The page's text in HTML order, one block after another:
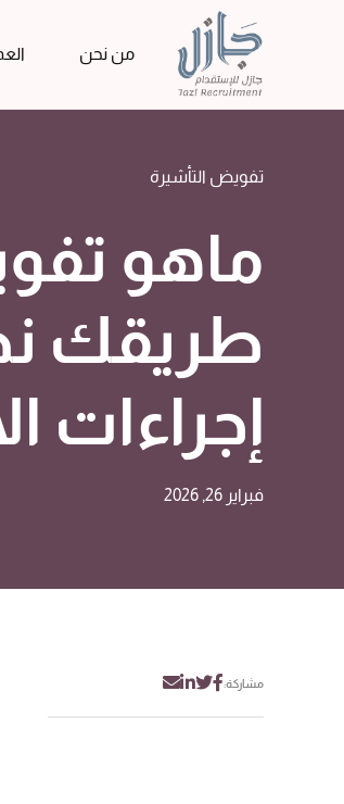
من نحن
تفويض التأشيرة
ماهو
طريقك
إجراءات
فبراير 26, 2026
مشاركة: